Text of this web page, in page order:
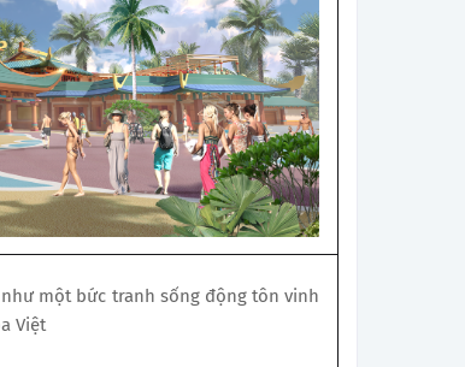
một bức tranh sống động tôn vinh
Việt